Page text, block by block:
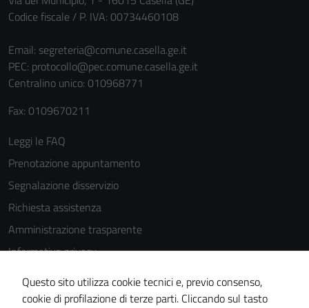
Codice fiscale / P. IVA: 00734460108
Email: segreteria@comune.casella.ge.it
PEC: protocollo@pec.comune.casella.ge.it
Centralino unico: 010968771
Fax: 0109670211
Leggi le FAQ
Prenotazione appuntamento
Segnalazione disservizio
Richiesta assistenza
Amministrazione trasparente
Informativa privacy
Cookie Policy
Note legali
Questo sito utilizza cookie tecnici e, previo consenso,
cookie di profilazione di terze parti. Cliccando sul tasto
possono
essere